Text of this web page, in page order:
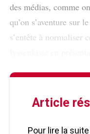
des médias, comme
qu’on s’aventure sur
s’entête à normaliser
Article
Pour lire la